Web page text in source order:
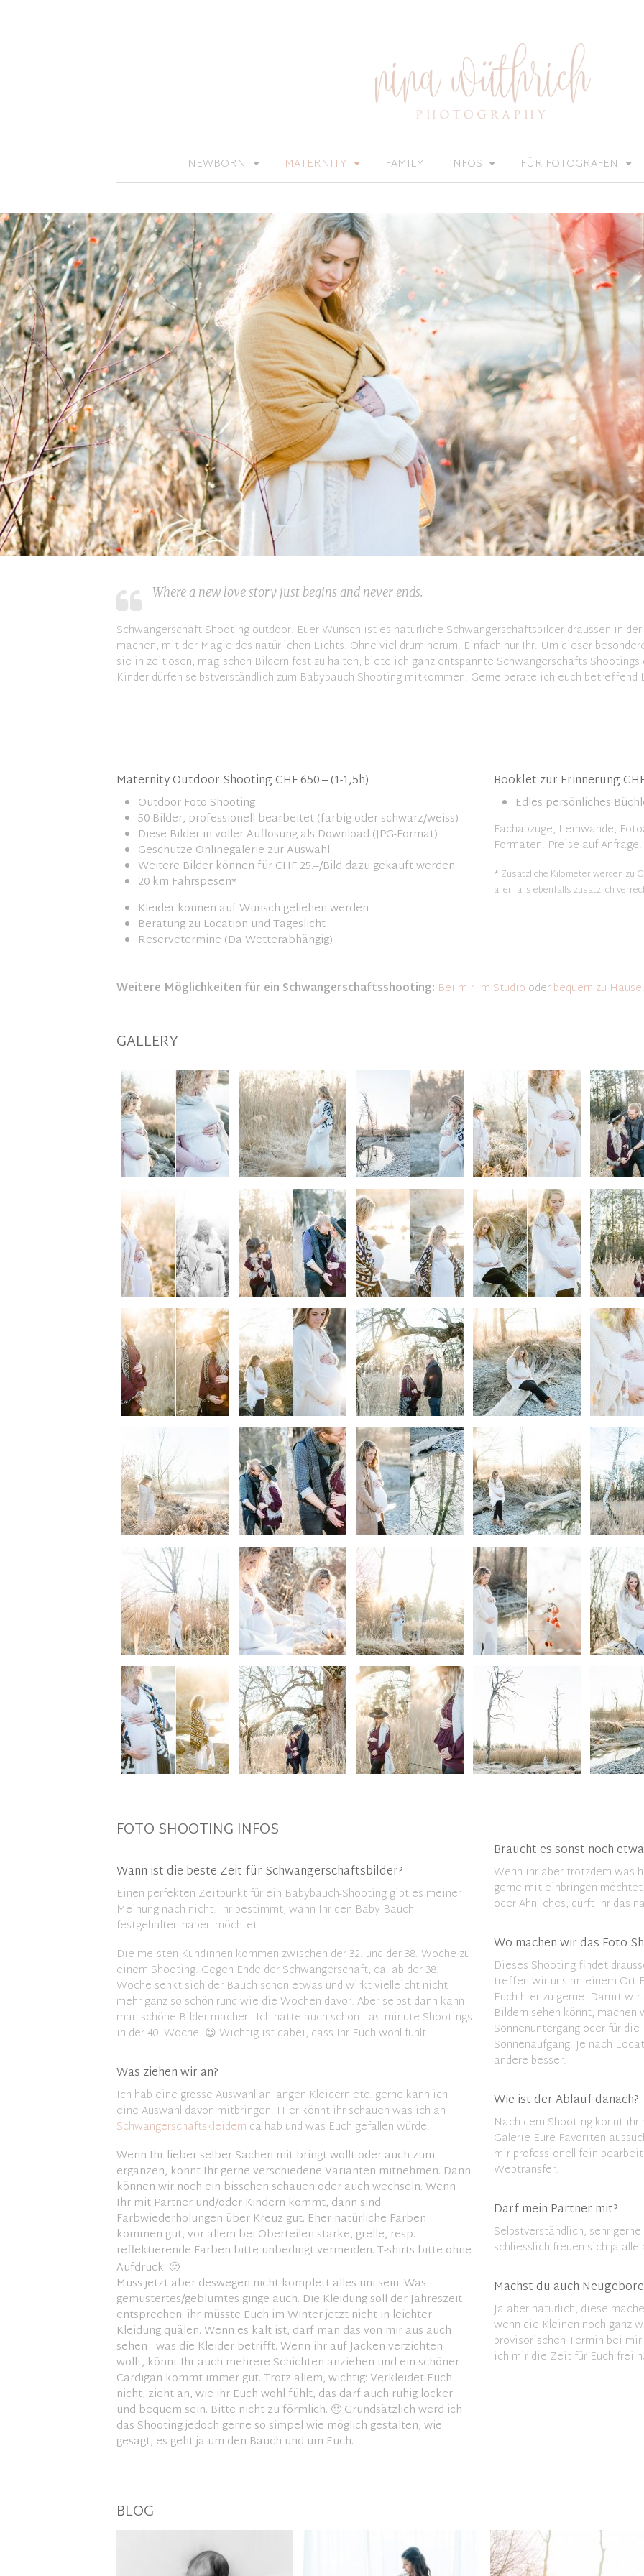
NEWBORN MATERNITY FAMILY INFOS FÜR FOTOGRAFEN
Where a new love story just begins and never ends.
Schwangerschaft Shooting outdoor. Euer Wunsch ist es natürliche Schwangerschaftsbilder draussen in
machen, mit der Magie des natürlichen Lichts. Ohne viel drum herum. Einfach nur Ihr. Um dieser
sie in zeitlosen, magischen Bildern fest zu halten, biete ich ganz entspannte Schwangerschafts
Kinder dürfen selbstverständlich zum Babybauch Shooting mitkommen. Gerne berate ich euch betreffend
Maternity Outdoor Shooting CHF 650.– (1-1,5h)
Outdoor Foto Shooting
50 Bilder, professionell bearbeitet (farbig oder schwarz/weiss)
Diese Bilder in voller Auflösung als Download (JPG-Format)
Geschütze Onlinegalerie zur Auswahl
Weitere Bilder können für CHF 25.–/Bild dazu gekauft werden
20 km Fahrspesen*
Kleider können auf Wunsch geliehen werden
Beratung zu Location und Tageslicht
Reservetermine (Da Wetterabhängig)
Booklet zur Erinnerung
Edles persönliches
Fachabzüge, Leinwände,
Formaten. Preise auf Anfrage.
* Zusätzliche Kilometer werden zu
allenfalls ebenfalls zusätzlich
Weitere Möglichkeiten für ein Schwangerschaftsshooting: Bei mir im Studio oderbequem zu Hause.
GALLERY
FOTO SHOOTING INFOS
Wann ist die beste Zeit für Schwangerschaftsbilder?
Einen perfekten Zeitpunkt für ein Babybauch-Shooting gibt es meiner
Meinung nach nicht. Ihr bestimmt, wann Ihr den Baby-Bauch
festgehalten haben möchtet.
Die meisten Kundinnen kommen zwischen der 32. und der 38. Woche zu
einem Shooting. Gegen Ende der Schwangerschaft, ca. ab der 38.
Woche senkt sich der Bauch schon etwas und wirkt vielleicht nicht
mehr ganz so schön rund wie die Wochen davor. Aber selbst dann kann
man schöne Bilder machen. Ich hatte auch schon Lastminute Shootings
in der 40. Woche. 😉 Wichtig ist dabei, dass Ihr Euch wohl fühlt.
Was ziehen wir an?
Ich hab eine grosse Auswahl an langen Kleidern etc. gerne kann ich
eine Auswahl davon mitbringen. Hier könnt ihr schauen was ich an
Schwangerschaftskleidern da hab und was Euch gefallen würde.
Wenn Ihr lieber selber Sachen mit bringt wollt oder auch zum
ergänzen, könnt Ihr gerne verschiedene Varianten mitnehmen. Dann
können wir noch ein bisschen schauen oder auch wechseln. Wenn
Ihr mit Partner und/oder Kindern kommt, dann sind
Farbwiederholungen über Kreuz gut. Eher natürliche Farben
kommen gut, vor allem bei Oberteilen starke, grelle, resp.
reflektierende Farben bitte unbedingt vermeiden. T-shirts bitte ohne
Aufdruck. 🙂
Muss jetzt aber deswegen nicht komplett alles uni sein. Was
gemustertes/geblumtes ginge auch. Die Kleidung soll der Jahreszeit
entsprechen. ihr müsste Euch im Winter jetzt nicht in leichter
Kleidung quälen. Wenn es kalt ist, darf man das von mir aus auch
sehen - was die Kleider betrifft. Wenn ihr auf Jacken verzichten
wollt, könnt Ihr auch mehrere Schichten anziehen und ein schöner
Cardigan kommt immer gut. Trotz allem, wichtig: Verkleidet Euch
nicht, zieht an, wie ihr Euch wohl fühlt, das darf auch ruhig locker
und bequem sein. Bitte nicht zu förmlich. 🙂 Grundsätzlich werd ich
das Shooting jedoch gerne so simpel wie möglich gestalten, wie
gesagt, es geht ja um den Bauch und um Euch.
Braucht es sonst noch
Wenn ihr aber trotzdem was
gerne mit einbringen
oder Ähnliches, dürft Ihr das
Wo machen wir das Foto
Dieses Shooting findet
treffen wir uns an einem Ort
Euch hier zu gerne. Damit
Bildern sehen könnt,
Sonnenuntergang oder für
Sonnenaufgang. Je nach
andere besser.
Wie ist der Ablauf danach?
Nach dem Shooting könnt ihr
Galerie Eure Favoriten
mir professionell fein
Webtransfer.
Darf mein Partner mit?
Selbstverständlich, sehr
schliesslich freuen sich ja
Machst du auch
Ja aber natürlich, diese
wenn die Kleinen noch ganz
provisorischen Termin bei
ich mir die Zeit für Euch frei
BLOG